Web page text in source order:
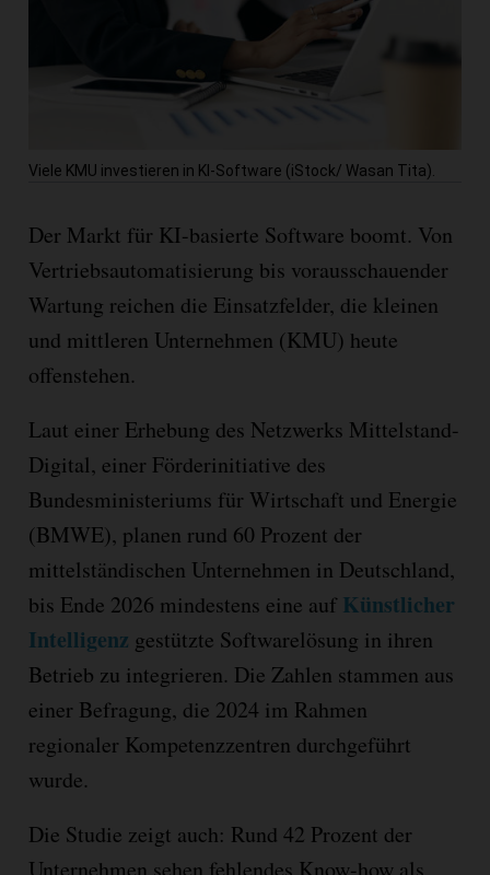
Viele KMU investieren in KI-Software (iStock/ Wasan Tita).
Der Markt für KI-basierte Software boomt. Von
Vertriebsautomatisierung bis vorausschauender
Wartung reichen die Einsatzfelder, die kleinen
und mittleren Unternehmen (KMU) heute
offenstehen.
Laut einer Erhebung des Netzwerks Mittelstand-
Digital, einer Förderinitiative des
Bundesministeriums für Wirtschaft und Energie
(BMWE), planen rund 60 Prozent der
mittelständischen Unternehmen in Deutschland,
bis Ende 2026 mindestens eine auf Künstlicher
Intelligenz gestützte Softwarelösung in ihren
Betrieb zu integrieren. Die Zahlen stammen aus
einer Befragung, die 2024 im Rahmen
regionaler Kompetenzzentren durchgeführt
wurde.
Die Studie zeigt auch: Rund 42 Prozent der